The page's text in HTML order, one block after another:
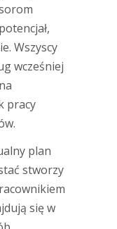
Wszyscy
wcześniej
pracy
plan
stworzy
się w